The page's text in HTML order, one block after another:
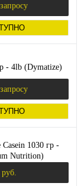
- 4lb (Dymatize)
1030 гр -
Nutrition)